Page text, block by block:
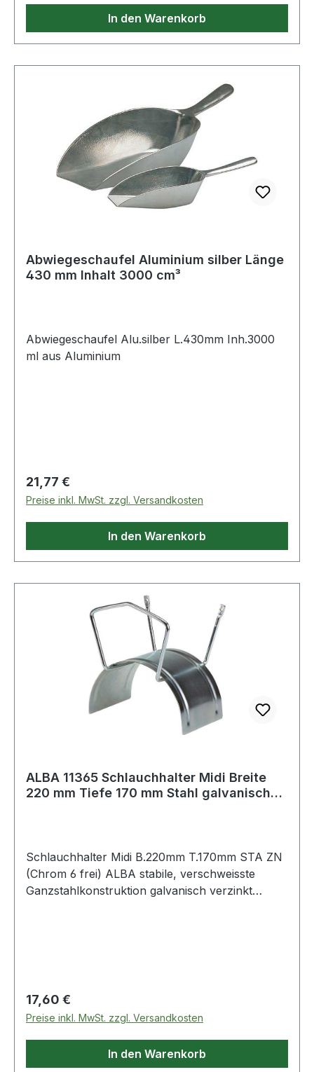
In den Warenkorb
Abwiegeschaufel Aluminium silber Länge
430 mm Inhalt 3000 cm³
Abwiegeschaufel Alu.silber L.430mm Inh.3000
ml aus Aluminium
Regulärer Preis:
21,77 €
Preise inkl. MwSt. zzgl. Versandkosten
In den Warenkorb
ALBA 11365 Schlauchhalter Midi Breite
220 mm Tiefe 170 mm Stahl galvanisch
Schlauchhalter Midi B.220mm T.170mm STA ZN
(Chrom 6 frei) ALBA stabile, verschweisste
Ganzstahlkonstruktion galvanisch verzinkt
Regulärer Preis:
17,60 €
Preise inkl. MwSt. zzgl. Versandkosten
In den Warenkorb